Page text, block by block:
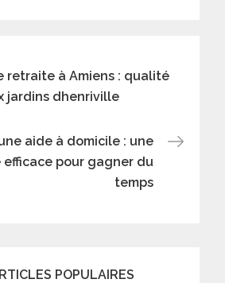
retraite à Amiens : qualité
jardins dhenriville
aide à domicile : une
pour gagner du
temps
POPULAIRES